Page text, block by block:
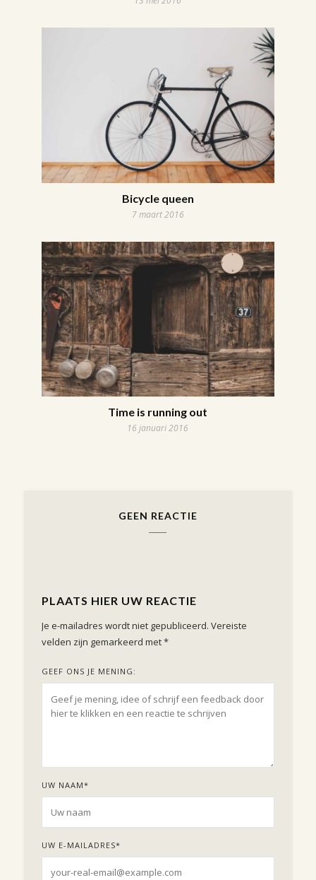
Bicycle queen
7 maart 2016
Time is running out
16 januari 2016
GEEN REACTIE
PLAATS HIER UW REACTIE
Je e-mailadres wordt niet gepubliceerd. Vereiste
velden zijn gemarkeerd met*
GEEF ONS JE MENING:
UW NAAM*
UW E-MAILADRES*